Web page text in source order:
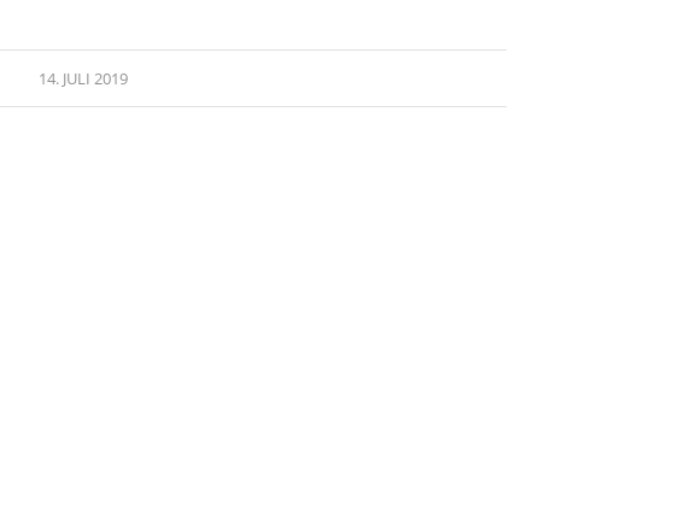
14. JULI 2019